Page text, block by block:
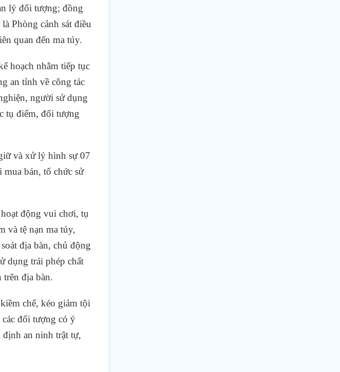
lý đối tượng; đồng
Phòng cảnh sát điều
quan đến ma túy.
hoạch nhằm tiếp tục
an tỉnh về công tác
người sử dụng
tụ điểm, đối tượng
và xử lý hình sự 07
bán, tổ chức sử
động vui chơi, tụ
và tệ nạn ma túy,
địa bàn, chủ động
dụng trái phép chất
địa bàn.
chế, kéo giảm tội
các đối tượng có ý
an ninh trật tự,